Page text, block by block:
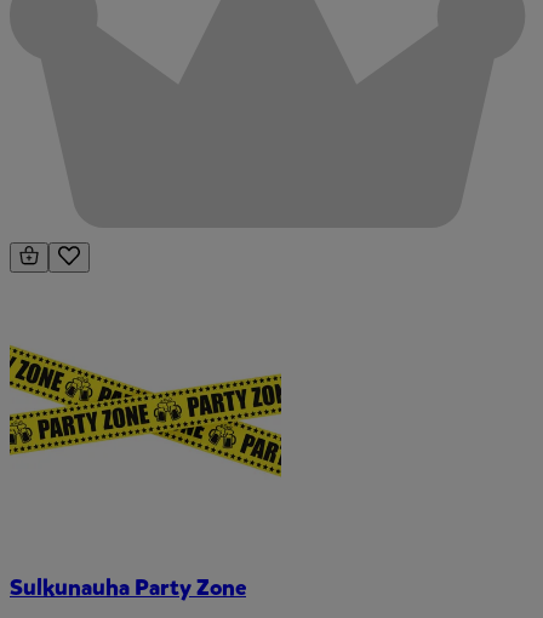
Sulkunauha Party Zone